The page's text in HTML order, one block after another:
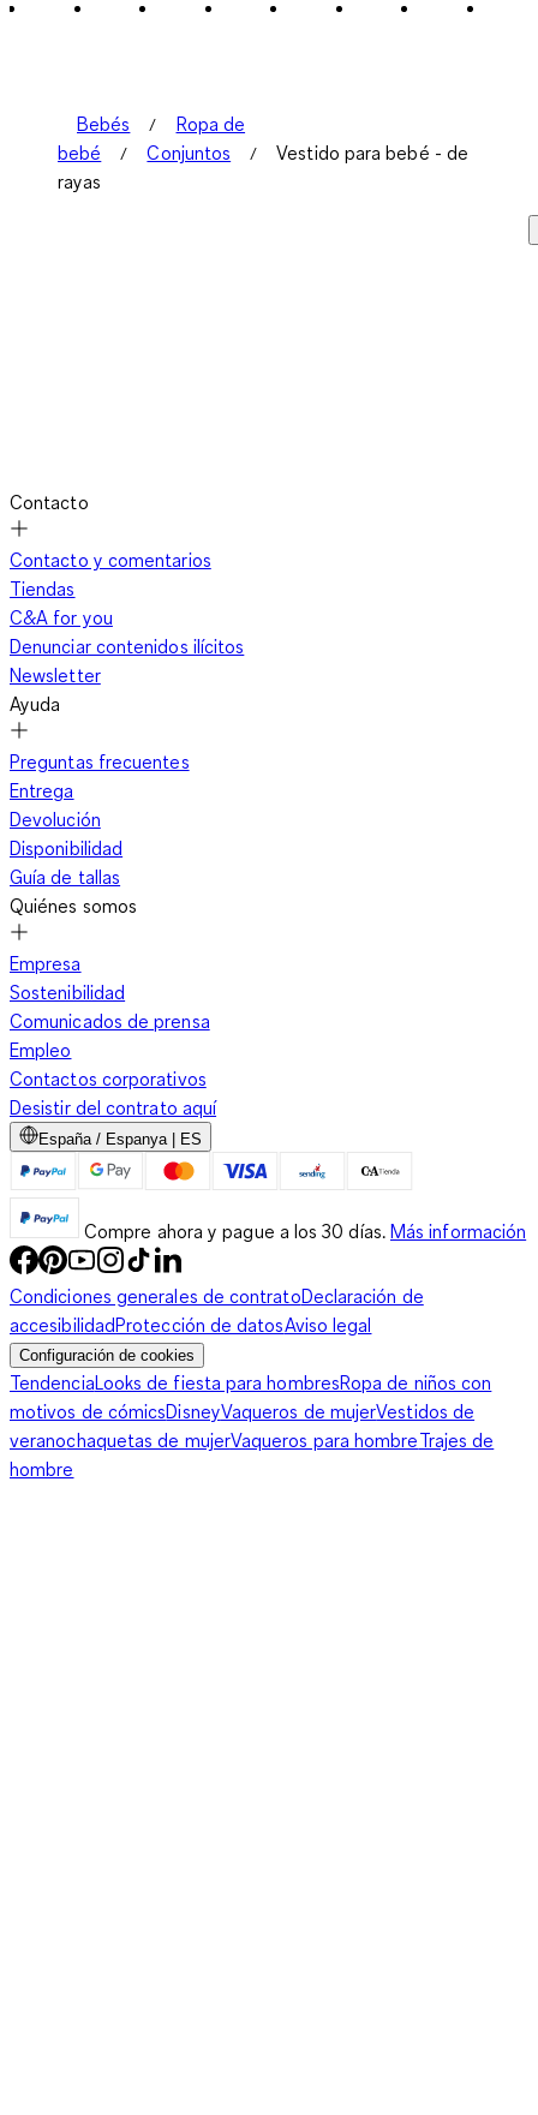
Bebés
Ropa de
bebé
Conjuntos
Vestido para bebé - de
rayas
Contacto
Contacto y comentarios
Tiendas
C&A for you
Denunciar contenidos ilícitos
Newsletter
Ayuda
Preguntas frecuentes
Entrega
Devolución
Disponibilidad
Guía de tallas
Quiénes somos
Empresa
Sostenibilidad
Comunicados de prensa
Empleo
Contactos corporativos
Desistir del contrato aquí
España / Espanya | ES
Compre ahora y pague a los 30 días. Más información
Condiciones generales de contratoDeclaración de
accesibilidadProtección de datosAviso legal
Configuración de cookies
TendenciaLooks de fiesta para hombresRopa de niños con
motivos de cómicsDisneyVaqueros de mujerVestidos de
veranochaquetas de mujerVaqueros para hombreTrajes de
hombre